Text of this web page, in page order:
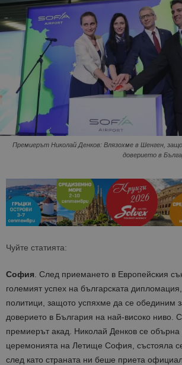
Премиерът Николай Денков: Влязохме в Шенген,
доверието в
Чуйте статията:
София . След приемането в Европейския
големият успех на българската
политици, защото успяхме да се обединим
доверието в България на най-високо ниво.
премиерът акад. Николай Денков се обърна
церемонията на Летище София, състояла
след като страната ни беше приета